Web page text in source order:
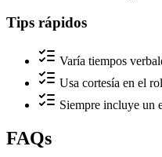
Tips rápidos
Varía tiempos
Usa cortesía en el
Siempre incluye un
FAQs